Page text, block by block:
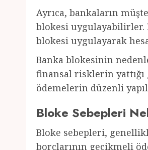
Ayrıca, bankaların
blokesi
blokesi uygulayarak
Banka blokesinin
finansal risklerin
ödemelerin düzenli
Bloke Sebepleri
Bloke sebepleri,
borçlarının gecikmeli